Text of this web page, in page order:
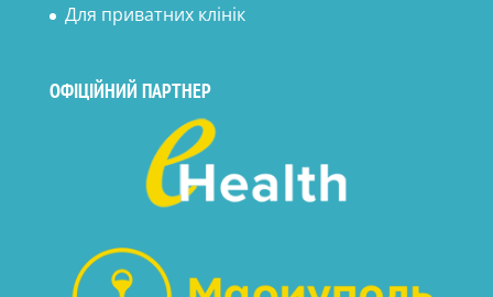
Для приватних клінік
ОФІЦІЙНИЙ ПАРТНЕР